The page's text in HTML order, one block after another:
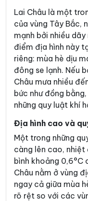
Lai Châu là một
của vùng Tây Bắc,
mạnh bởi nhiều
điểm địa hình này
riêng: mùa hè dịu
đông se lạnh. Nếu
Châu mưa nhiều
bức như đồng
những quy luật khí
Địa hình cao và
Một trong những
càng lên cao, nhiệt
bình khoảng 0,6°C
Châu nằm ở vùng
ngay cả giữa mùa
rõ rệt so với các